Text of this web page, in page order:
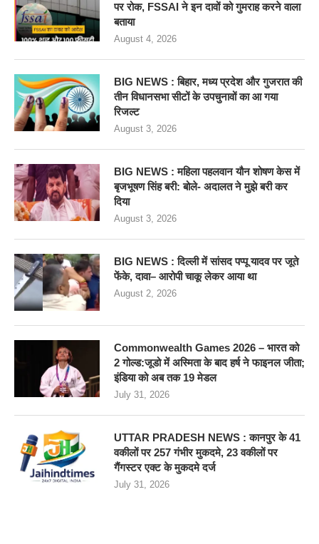
पर रोक, FSSAI ने इन दावों को गुमराह करने वाला
बताया
August 4, 2026
BIG NEWS : बिहार, मध्य प्रदेश और गुजरात की
तीन विधानसभा सीटों के उपचुनावों का आ गया
रिजल्ट
August 3, 2026
BIG NEWS : महिला पहलवान यौन शोषण केस में
बृजभूषण सिंह बरी: बोले- अदालत ने मुझे बरी कर
दिया
August 3, 2026
BIG NEWS : दिल्ली में सांसद पप्पू यादव पर जूते
फेंके, दावा– आरोपी चाकू लेकर आया था
August 2, 2026
Commonwealth Games 2026 – भारत को
2 गोल्ड:जूडो में अस्मिता के बाद हर्ष ने फाइनल जीता;
इंडिया को अब तक 19 मेडल
July 31, 2026
UTTAR PRADESH NEWS : कानपुर के 41
वकीलों पर 257 गंभीर मुकदमे, 23 वकीलों पर
गैंगस्टर एक्ट के मुकदमे दर्ज
July 31, 2026